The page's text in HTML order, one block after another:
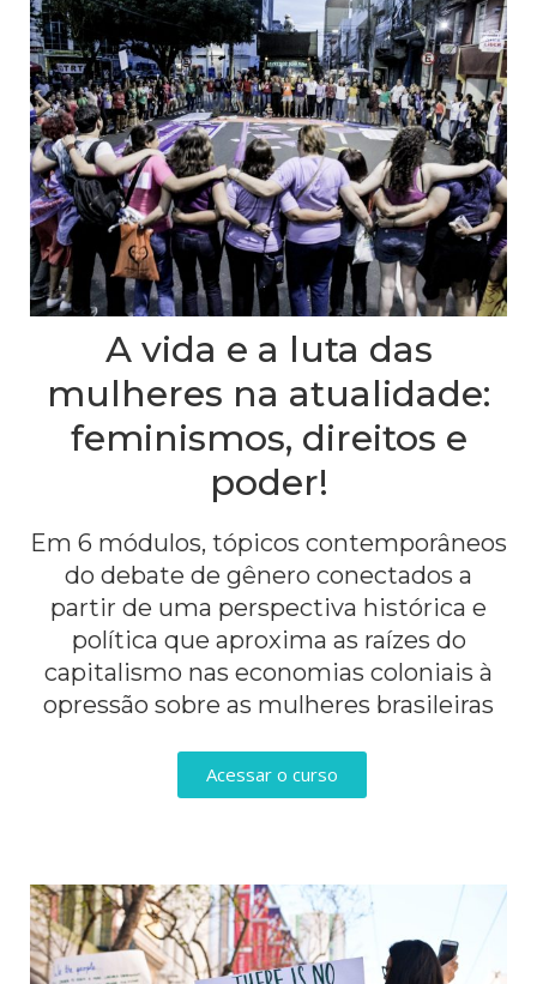
A vida e a luta das
mulheres na atualidade:
feminismos, direitos e
poder!
Em 6 módulos, tópicos contemporâneos
do debate de gênero conectados a
partir de uma perspectiva histórica e
política que aproxima as raízes do
capitalismo nas economias coloniais à
opressão sobre as mulheres brasileiras
Acessar o curso